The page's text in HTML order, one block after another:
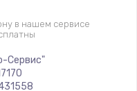
в нашем сервисе
Сервис"